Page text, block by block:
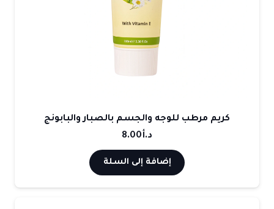
كريم مرطب للوجه والجسم بالصبار والبابونج
د.أ8.00
إضافة إلى السلة